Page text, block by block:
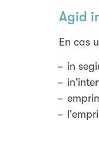
Agid
En cas
in